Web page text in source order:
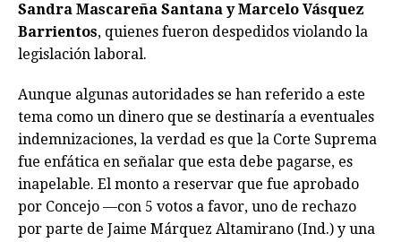
Sandra Mascareña Santana y Marcelo Vásquez
Barrientos, quienes fueron despedidos violando la
legislación laboral.
Aunque algunas autoridades se han referido a este
tema como un dinero que se destinaría a eventuales
indemnizaciones, la verdad es que la Corte Suprema
fue enfática en señalar que esta debe pagarse, es
inapelable. El monto a reservar que fue aprobado
por Concejo —con 5 votos a favor, uno de rechazo
por parte de Jaime Márquez Altamirano (Ind.) y una